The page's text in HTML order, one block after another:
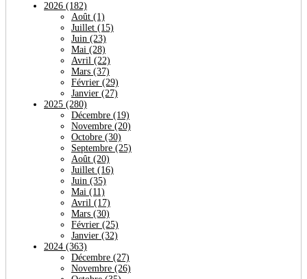
2026 (182)
Août (1)
Juillet (15)
Juin (23)
Mai (28)
Avril (22)
Mars (37)
Février (29)
Janvier (27)
2025 (280)
Décembre (19)
Novembre (20)
Octobre (30)
Septembre (25)
Août (20)
Juillet (16)
Juin (35)
Mai (11)
Avril (17)
Mars (30)
Février (25)
Janvier (32)
2024 (363)
Décembre (27)
Novembre (26)